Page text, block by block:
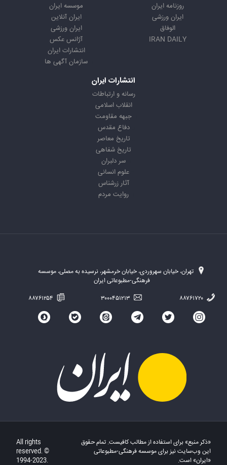
روزنامه ایران
ایران ورزشی
الوفاق
IRAN DAILY
موسسه ایران
ایران آنلاین
ایران ورزشی
آژانس عکس
انتشارات ایران
سازمان آگهی ها
انتشارات ایران
رسانه و ارتباطات
انقلاب اسلامی
جبهه مقاومت
دفاع مقدس
تاریخ معاصر
تاریخ شفاهی
سر دلبران
علوم انسانی
آثار زرشناس
روایت مردم
تهران، خیابان سهروردی، خیابان خرمشهر، نرسیده به مصلی، موسسه
فرهنگی-مطبوعاتی ایران
«ذکر منبع» برای استفاده از مطالب کافیست. تمام حقوق
این وب‌سایت نیز برای موسسه فرهنگی-مطبوعاتی
«ایران» است.
All rights
reserved. ©
1994-2023.